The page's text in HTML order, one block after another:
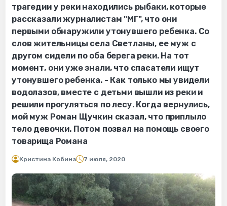
трагедии у реки находились рыбаки, которые
рассказали журналистам "МГ", что они
первыми обнаружили утонувшего ребенка. Со
слов жительницы села Светланы, ее муж с
другом сидели по оба берега реки. На тот
момент, они уже знали, что спасатели ищут
утонувшего ребенка. - Как только мы увидели
водолазов, вместе с детьми вышли из реки и
решили прогуляться по лесу. Когда вернулись,
мой муж Роман Щучкин сказал, что приплыло
тело девочки. Потом позвал на помощь своего
товарища Романа
Кристина Кобина 7 июля, 2020